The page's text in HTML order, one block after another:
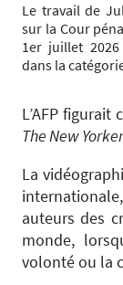
Le travail de
sur la Cour
1er juillet
dans la
L’AFP
The New Yorker
La
auteurs des
monde,
volonté ou la